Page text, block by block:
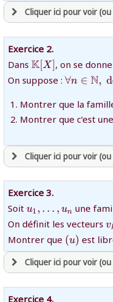
Cliquer ici pour voir
avoir une souscription
et êtreconnecté au site
ou testerla page
ou consulterle plan
Exercice 2.
Dans {\mathbb{K}
[X]}
K[X], on se
On suppose : {\forall
P_n\lt
∀n ∈ N, d
Montrer que la
Montrer que c’est
Cliquer ici pour voir
avoir une souscription
revenir àla page
ou testerla page
ou consulterle plan
Exercice 3.
Soit {u_1,\ldots,u_n}
u1 , … , un une
On définit les vecteurs v
Montrer que {(u)}
(u) est
Cliquer ici pour voir
avoir une souscription
Exercice 4.